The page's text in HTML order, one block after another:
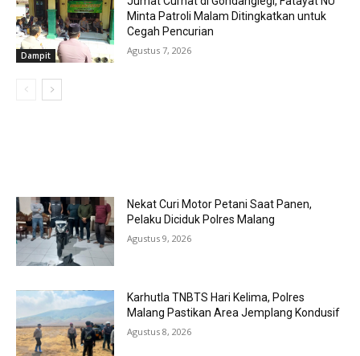
Dampit
Minta Patroli Malam Ditingkatkan untuk
Cegah Pencurian
Agustus 7, 2026
Nekat Curi Motor Petani Saat Panen,
Pelaku Diciduk Polres Malang
Agustus 9, 2026
Karhutla TNBTS Hari Kelima, Polres
Malang Pastikan Area Jemplang Kondusif
Agustus 8, 2026